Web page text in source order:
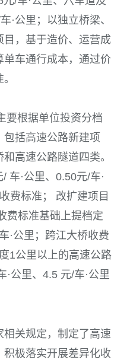
·公里；以独立桥梁、
目，基于造价、运营成
车通行成本，通过价
要根据单位投资分档
括高速公路新建项
高速公路隧道四类。
车·公里、0.50元/车·
费标准； 改扩建项目
费标准基础上提档定
·公里；跨江大桥收费
1公里以上的高速公路
·公里、4.5 元/车·公里
相关规定，制定了高速
极落实开展差异化收